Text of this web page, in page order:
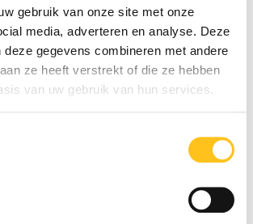
gebruik van onze site met onze
media, adverteren en analyse. Deze
deze gegevens combineren met andere
ze heeft verstrekt of die ze hebben
van uw gebruik van hun services.